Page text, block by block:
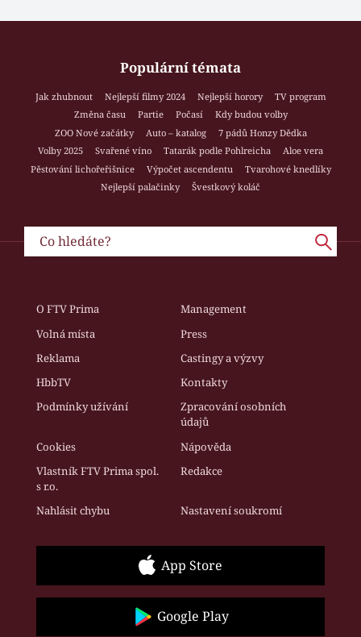
Populární témata
Jak zhubnout Nejlepší filmy 2024 Nejlepší horory
TV program
Změna času
Partie Počasí
Kdy budou volby
ZOO Nové začátky
Auto – katalog
7 pádů Honzy Dědka
Volby 2025
Svařené víno Tatarák podle Pohlreicha
Aloe vera
Pěstování lichořeřišnice
Výpočet ascendentu
Tvarohové knedlíky
Nejlepší palačinky
Švestkový koláč
O FTV Prima
Management
Volná místa
Press
Reklama
Castingy a výzvy
HbbTV
Kontakty
Podmínky užívání
Zpracování osobních
údajů
Cookies
Nápověda
Vlastník FTV Prima spol.
s r.o.
Redakce
Nahlásit chybu Nastavení soukromí
App Store
Google Play